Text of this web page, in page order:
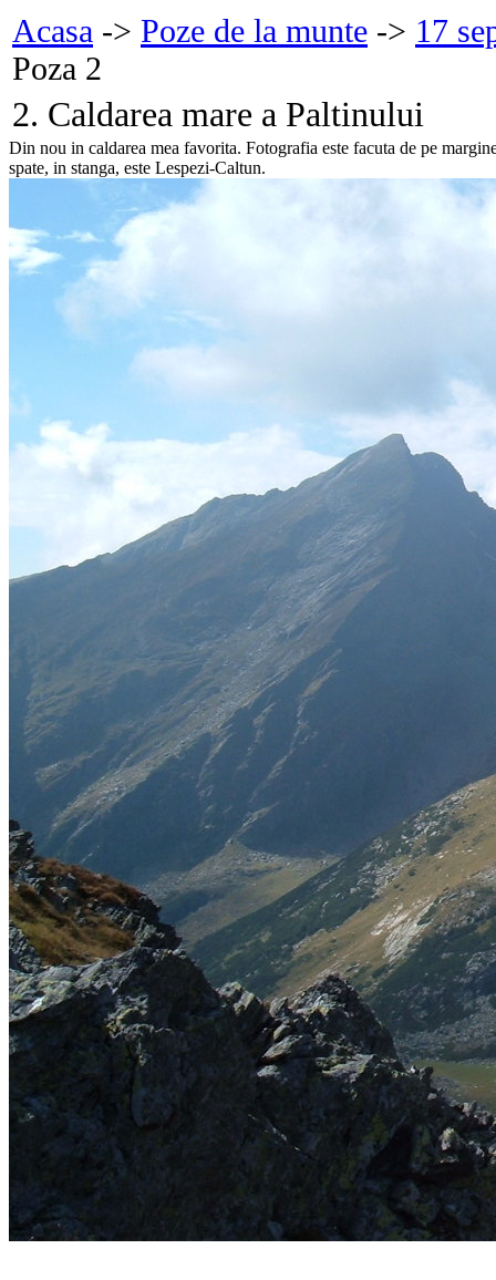
Acasa -> Poze de la munte -> 17
Poza 2
2. Caldarea mare a Paltinului
Din nou in caldarea mea favorita. Fotografia este facuta de pe
spate, in stanga, este Lespezi-Caltun.